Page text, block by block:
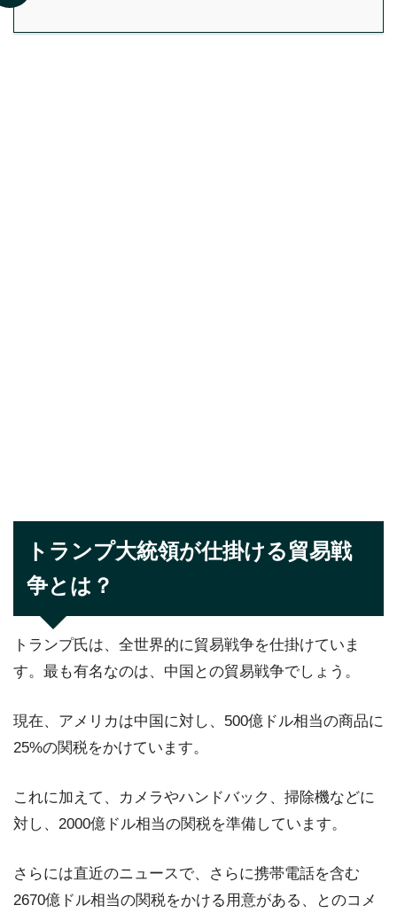
トランプ大統領が仕掛ける貿易戦
争とは？
トランプ氏は、全世界的に貿易戦争を仕掛けていま
す。最も有名なのは、中国との貿易戦争でしょう。
現在、アメリカは中国に対し、500億ドル相当の商品に
25%の関税をかけています。
これに加えて、カメラやハンドバック、掃除機などに
対し、2000億ドル相当の関税を準備しています。
さらには直近のニュースで、さらに携帯電話を含む
2670億ドル相当の関税をかける用意がある、とのコメ